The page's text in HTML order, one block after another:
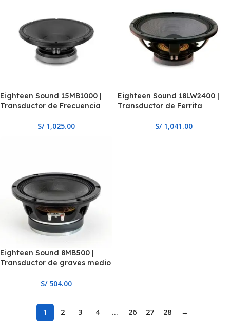
Eighteen Sound 15MB1000 |
Transductor de Frecuencia
S/1,025.00
Eighteen Sound 18LW2400 |
Transductor de Ferrita
S/1,041.00
Eighteen Sound 8MB500 |
Transductor de graves medio
S/504.00
1 2 3 4 … 26 27 28 →